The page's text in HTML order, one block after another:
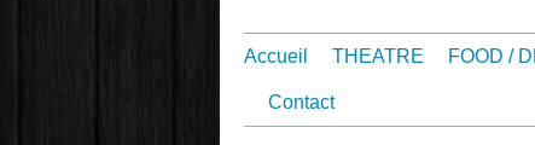
Accueil THEATRE FOOD /
Contact